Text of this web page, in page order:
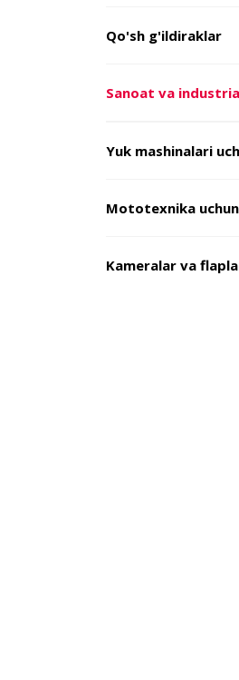
Qo'sh g'ildiraklar
Sanoat va
Yuk mashinalari
Mototexnika
Kameralar va